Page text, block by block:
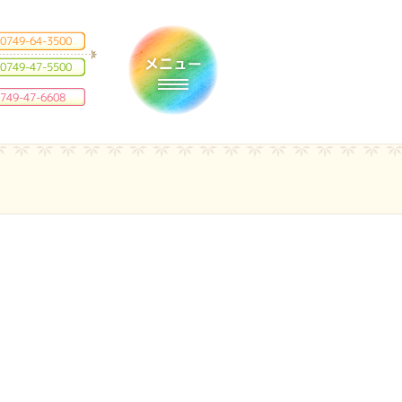
Toggle navigation
0749-64-3500
0749-47-5500
47-6608